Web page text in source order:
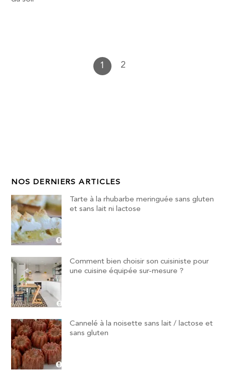
1 2
NOS DERNIERS ARTICLES
Tarte à la rhubarbe meringuée sans gluten
et sans lait ni lactose
Comment bien choisir son cuisiniste pour
une cuisine équipée sur-mesure ?
Cannelé à la noisette sans lait / lactose et
sans gluten